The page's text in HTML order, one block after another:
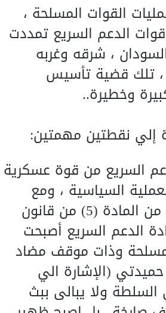
القوات المسلحة ،
الدعم السريع تمددت
، شرقه وغربه
، تلك قضية تأسيس
وخطيرة..
إلي نقطتين مهمتين:
السريع من قوة عسكرية
السياسية ، ومع
منحها الإستثناء من المادة (5) من قانون
الدعم السريع أصبحت
وذات موقف مضاد
(الإشارة الي
ولا يبالى ببث